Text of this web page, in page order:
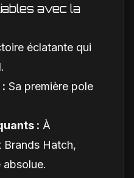
avec la
éclatante qui
Sa première pole
: À
Brands Hatch,